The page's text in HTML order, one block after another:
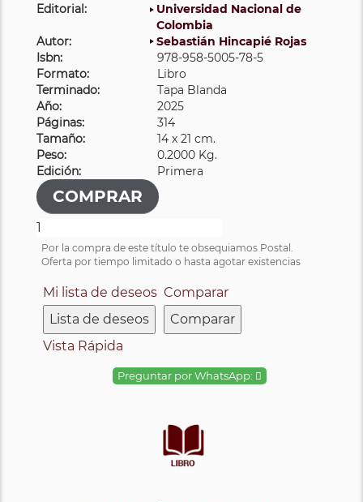
Editorial:
Universidad Nacional de
Colombia
Autor:
Sebastián Hincapié Rojas
Isbn:
978-958-5005-78-5
Formato:
Libro
Terminado:
Tapa Blanda
Año:
2025
Páginas:
314
Tamaño:
14 x 21 cm.
Peso:
0.2000 Kg.
Edición:
Primera
Por la compra de este título te obsequiamos Postal.
Oferta por tiempo limitado o hasta agotar existencias
Mi lista de deseos
Lista de deseos
Comparar
Comparar
Vista Rápida
Preguntar por WhatsApp: